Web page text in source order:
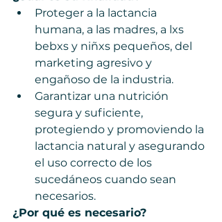
Proteger a la lactancia
humana, a las madres, a lxs
bebxs y niñxs pequeños, del
marketing agresivo y
engañoso de la industria.
Garantizar una nutrición
segura y suficiente,
protegiendo y promoviendo la
lactancia natural y asegurando
el uso correcto de los
sucedáneos cuando sean
necesarios.
¿Por qué es necesario?